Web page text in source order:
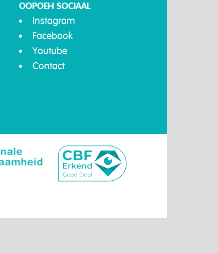
OOPOEH SOCIAAL
Instagram
Facebook
Youtube
Contact